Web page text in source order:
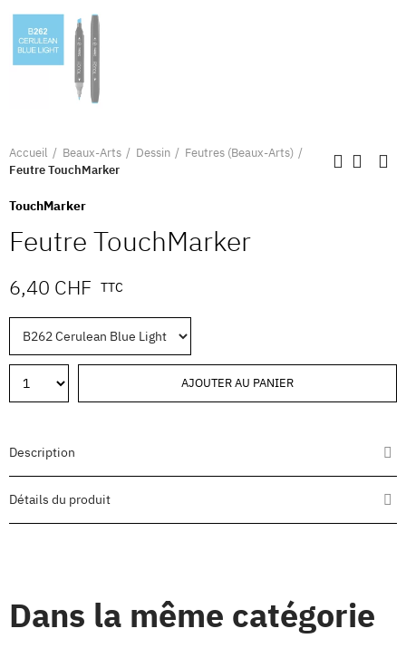
Accueil Beaux-Arts Dessin
Feutres (Beaux-Arts)
Feutre TouchMarker
TouchMarker
Feutre TouchMarker
6,40 CHF TTC
AJOUTER AU PANIER
Description
Détails du produit
Dans la même catégorie